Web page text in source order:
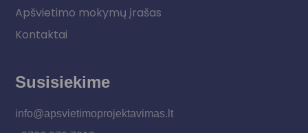
Apšvietimo mokymų įrašas
Kontaktai
Susisiekime
info@apsvietimoprojektavimas.lt